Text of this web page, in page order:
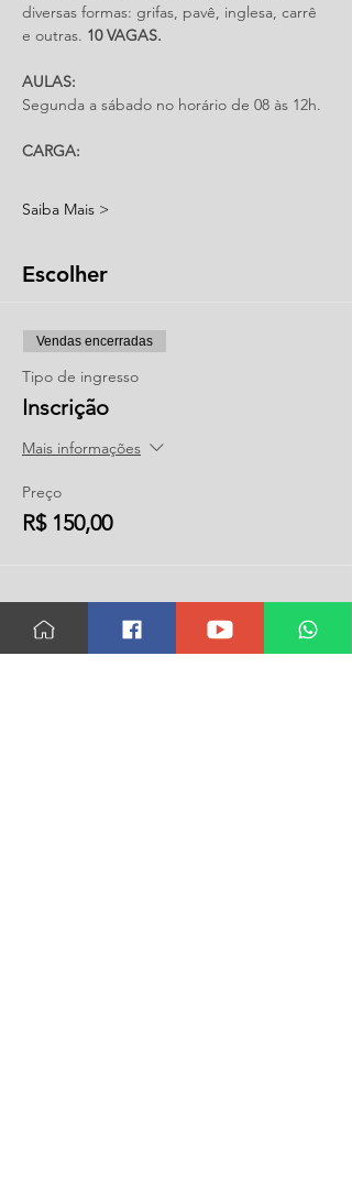
diversas formas: grifas, pavê, inglesa, carrê
e outras. 10 VAGAS.
AULAS:
Segunda a sábado no horário de 08 às 12h.
CARGA:
Saiba Mais >
Escolher
Vendas encerradas
Tipo de ingresso
Inscrição
Mais informações
Preço
R$ 150,00